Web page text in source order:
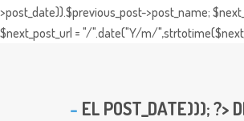
>post_date)).$previous_post->post_name;
$next_post_url = "/".date("Y/m/
EL POST_DATE))); ?>